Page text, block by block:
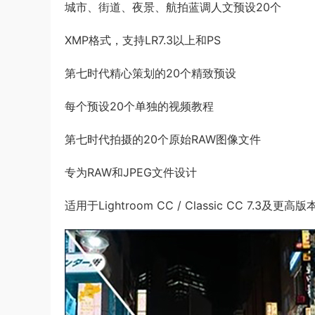
城市、街道、夜景、航拍蓝调人文预设20个
XMP格式，支持LR7.3以上和PS
第七时代精心策划的20个精致预设
每个预设20个单独的视频教程
第七时代拍摄的20个原始RAW图像文件
专为RAW和JPEG文件设计
适用于Lightroom CC / Classic CC 7.3及更高版